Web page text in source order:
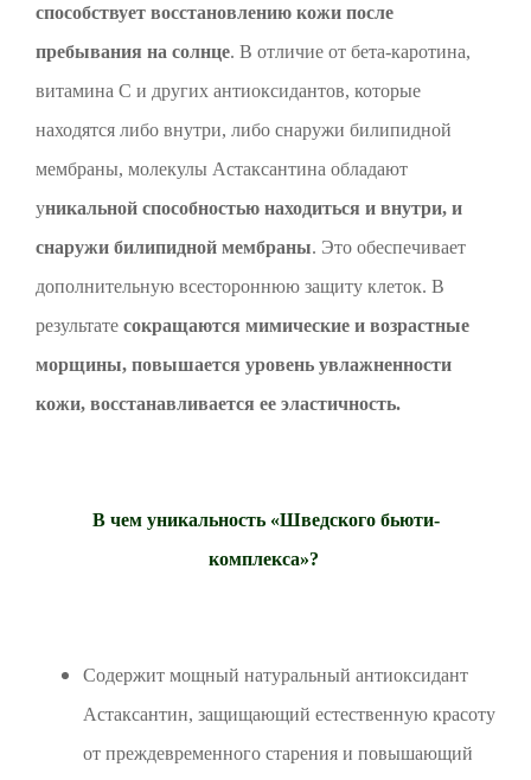
способствует восстановлению кожи после
пребывания на солнце. В отличие от бета-каротина,
витамина C и других антиоксидантов, которые
находятся либо внутри, либо снаружи билипидной
мембраны, молекулы Астаксантина обладают
уникальной способностью находиться и внутри, и
снаружи билипидной мембраны. Это обеспечивает
дополнительную всестороннюю защиту клеток. В
результате сокращаются мимические и возрастные
морщины, повышается уровень увлажненности
кожи, восстанавливается ее эластичность.
В чем уникальность «Шведского бьюти-
комплекса»?
Содержит мощный натуральный антиоксидант
Астаксантин, защищающий естественную красоту
от преждевременного старения и повышающий